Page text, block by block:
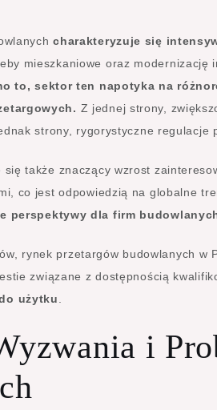
charakteryzuje się
mieszkaniowe oraz modernizację
to, sektor ten napotyka na
Z jednej strony,
strony, rygorystyczne regulacje
się także znaczący wzrost
co jest odpowiedzią na globalne
perspektywy dla firm
rynek przetargów budowlanych
związane z dostępnością
użytku
i